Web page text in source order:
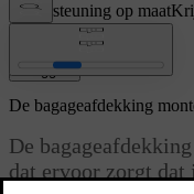
Ondersteuning op maat
specifieke auto.
Inloggen
De bagageafdekking
De
dat ervoor zorgt